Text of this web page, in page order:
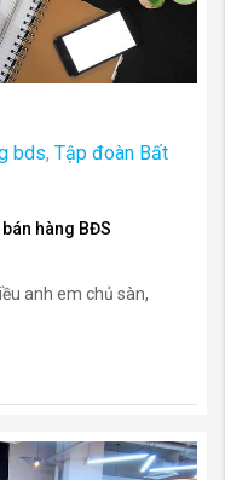
bds, Tập đoàn Bất
hàng BĐS
anh em chủ sàn,